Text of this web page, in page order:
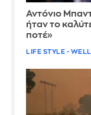
Αντόνιο
ήταν το
ποτέ»
LIFE STYLE -